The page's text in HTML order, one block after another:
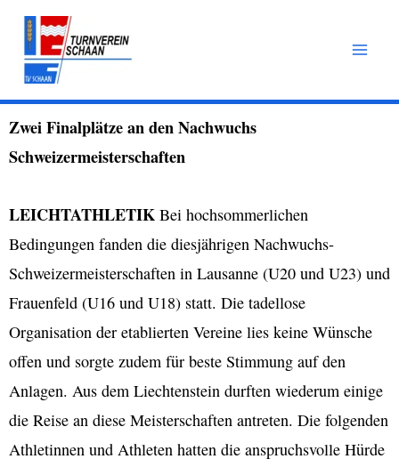
Zum
Inhalt
springen
Zwei Finalplätze an den Nachwuchs
Schweizermeisterschaften
LEICHTATHLETIK Bei hochsommerlichen
Bedingungen fanden die diesjährigen Nachwuchs-
Schweizermeisterschaften in Lausanne (U20 und U23) und
Frauenfeld (U16 und U18) statt. Die tadellose
Organisation der etablierten Vereine lies keine Wünsche
offen und sorgte zudem für beste Stimmung auf den
Anlagen. Aus dem Liechtenstein durften wiederum einige
die Reise an diese Meisterschaften antreten. Die folgenden
Athletinnen und Athleten hatten die anspruchsvolle Hürde